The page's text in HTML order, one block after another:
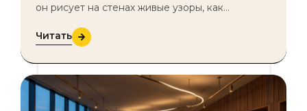
он рисует на стенах живые узоры, как
заметных трендов премиального света: т…
Читать